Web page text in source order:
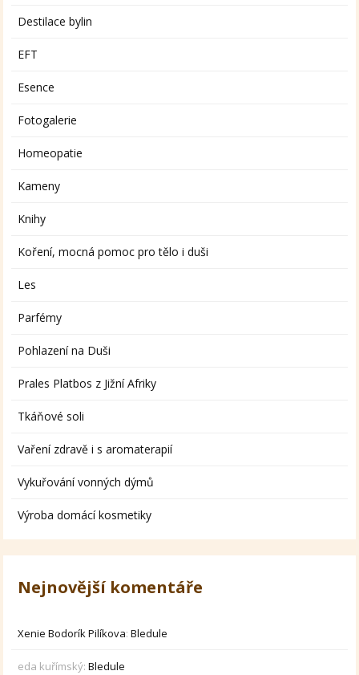
Destilace bylin
EFT
Esence
Fotogalerie
Homeopatie
Kameny
Knihy
Koření, mocná pomoc pro tělo i duši
Les
Parfémy
Pohlazení na Duši
Prales Platbos z Jižní Afriky
Tkáňové soli
Vaření zdravě i s aromaterapií
Vykuřování vonných dýmů
Výroba domácí kosmetiky
Nejnovější komentáře
Xenie Bodorík Pilíkova:Bledule
eda kuřímský:Bledule